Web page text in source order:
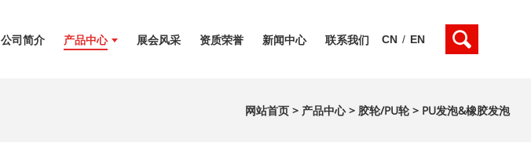
公司简介 产品中心 展会风采 资质荣誉 新闻中心 联系我们 CN / EN
网站首页 > 产品中心> 胶轮/PU轮> PU发泡&橡胶发泡